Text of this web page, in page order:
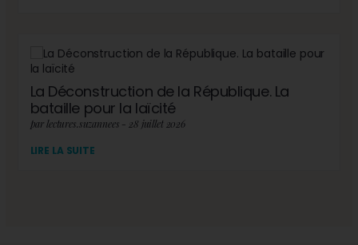
La Déconstruction de la République. La
bataille pour la laïcité
par lectures.suzannees - 28 juillet 2026
LIRE LA SUITE